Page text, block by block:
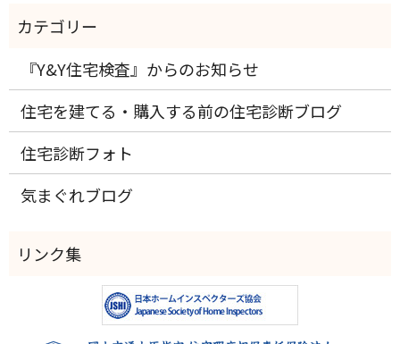
『Y&Y住宅検査』からのお知らせ
住宅を建てる・購入する前の住宅診断ブログ
住宅診断フォト
気まぐれブログ